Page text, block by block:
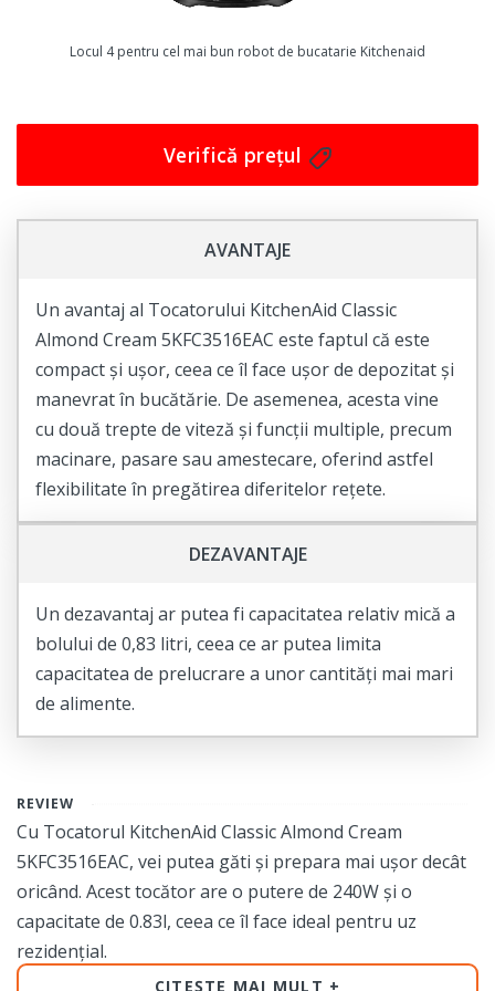
mixer planetar Artisan Elegance KitchenAid va fi perfect
preparate și să impresionați pe toți cei dragi.
Nu ratați ocazia de a achiziționa acest produs de
Cumpărați acum și începeți să vă bucurați de
preparatele delicioase și ușor de făcut, cu ajutorul
5KSM185PSECA.
Locul 4 pentru cel mai bun robot de bucatarie Kitchenaid
Verifică prețul
AVANTAJE
Un avantaj al Tocatorului KitchenAid Classic
Almond Cream 5KFC3516EAC este faptul că este
compact și ușor, ceea ce îl face ușor de depozitat și
manevrat în bucătărie. De asemenea, acesta vine
cu două trepte de viteză și funcții multiple, precum
macinare, pasare sau amestecare, oferind astfel
flexibilitate în pregătirea diferitelor rețete.
DEZAVANTAJE
Un dezavantaj ar putea fi capacitatea relativ mică a
bolului de 0,83 litri, ceea ce ar putea limita
capacitatea de prelucrare a unor cantități mai mari
de alimente.
REVIEW
Cu Tocatorul KitchenAid Classic Almond Cream
5KFC3516EAC, vei putea găti și prepara mai ușor decât
oricând. Acest tocător are o putere de 240W și o
capacitate de 0.83l, ceea ce îl face ideal pentru uz
rezidențial.
CITEȘTE MAI MULT